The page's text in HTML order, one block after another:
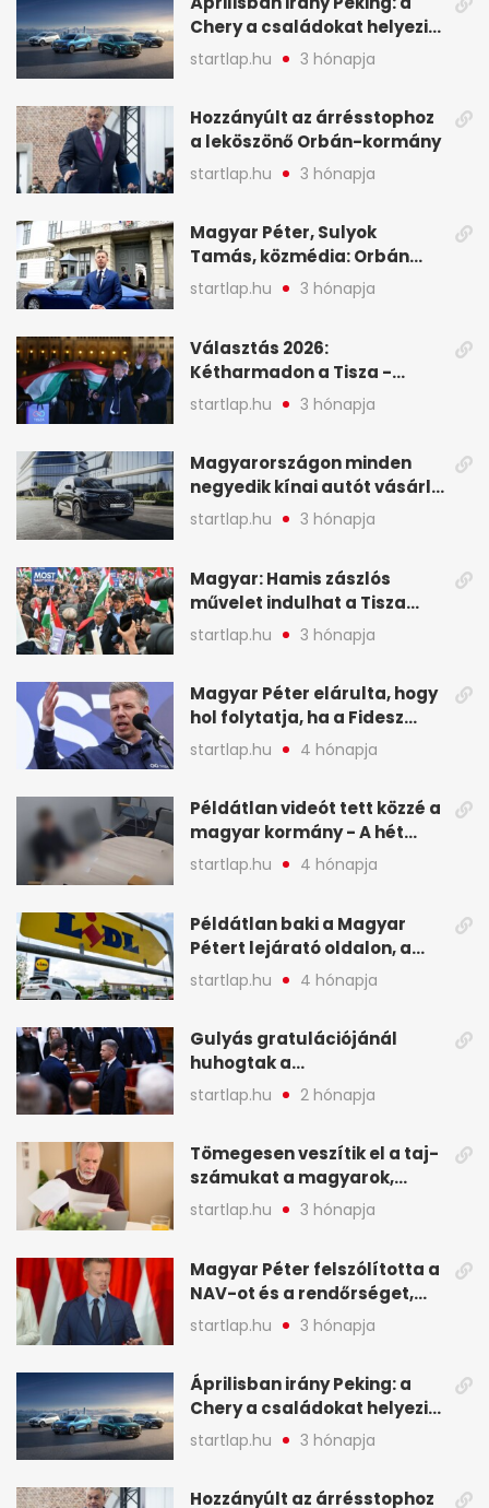
Chery a családokat helyezi
globális mobilitási
programja középpontjába
startlap.hu 3 hónapja
Hozzányúlt az árrésstophoz
a leköszönő Orbán-kormány
startlap.hu 3 hónapja
Magyar Péter, Sulyok
Tamás, közmédia: Orbán
Viktor április 13. óta hallgat,
közben pörögnek az
startlap.hu 3 hónapja
Választás 2026:
Kétharmadon a Tisza -
mutatjuk, hogyan alakulnak
a mandátumok
startlap.hu 3 hónapja
Magyarországon minden
negyedik kínai autót vásárló
a Chery mellett döntött (X)
startlap.hu 3 hónapja
Magyar: Hamis zászlós
művelet indulhat a Tisza
ellen a választás napján - A
hét legfontosabb eseményei
startlap.hu 3 hónapja
Magyar Péter elárulta, hogy
hol folytatja, ha a Fidesz
nyeri a választást - A hét
legfontosabb hírei
startlap.hu 4 hónapja
Példátlan videót tett közzé a
magyar kormány - A hét
legfontosabb hírei
képekben
startlap.hu 4 hónapja
Példátlan baki a Magyar
Pétert lejárató oldalon, a
Lidlnek azonnal lépnie
kellett - A hét legfontosabb
startlap.hu 4 hónapja
Gulyás gratulációjánál
huhogtak a
leghangosabban, miután
Magyart miniszterelnökké
legfontosabb hírei
képekben
startlap.hu 2 hónapja
Tömegesen veszítik el a taj-
számukat a magyarok,
sokak ellen eljárást indít a
NAV - A hét hírei képekben
startlap.hu 3 hónapja
Magyar Péter felszólította a
NAV-ot és a rendőrséget,
tartóztassák le a NER-es
oligarchákat - A hét
startlap.hu 3 hónapja
Áprilisban irány Peking: a
Chery a családokat helyezi
globális mobilitási
programja középpontjába
startlap.hu 3 hónapja
Hozzányúlt az árrésstophoz